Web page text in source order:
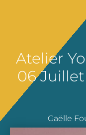
Atelier
06 Juillet
Gaëlle